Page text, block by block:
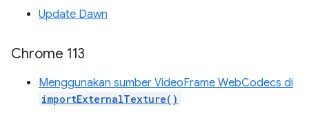
Update Dawn
Chrome 113
Menggunakan sumber VideoFrame WebCodecs di
importExternalTexture()